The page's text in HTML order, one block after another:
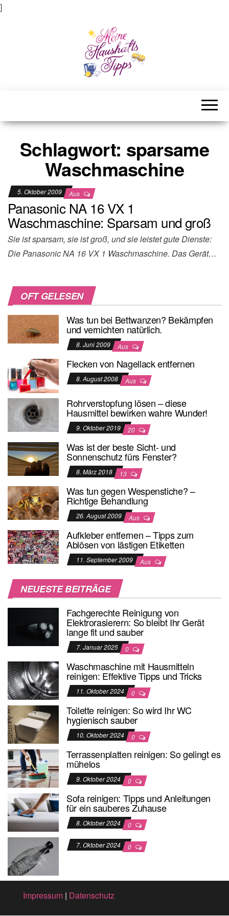
]
Schlagwort: sparsame
Waschmaschine
5. Oktober 2009 Aus
Panasonic NA 16 VX 1
Waschmaschine: Sparsam und groß
Sie ist sparsam, sie ist groß, und sie leistet gute Dienste:
Die Panasonic NA 16 VX 1 Waschmaschine. Das Gerät…
OFT GELESEN
Was tun bei Bettwanzen? Bekämpfen
und vernichten natürlich.
8. Juni 2009 Aus
Flecken von Nagellack entfernen
8. August 2008 Aus
Rohrverstopfung lösen – diese
Hausmittel bewirken wahre Wunder!
9. Oktober 2019 20
Was ist der beste Sicht- und
Sonnenschutz fürs Fenster?
8. März 2018 13
Was tun gegen Wespenstiche? –
Richtige Behandlung
26. August 2009 Aus
Aufkleber entfernen – Tipps zum
Ablösen von lästigen Etiketten
11. September 2009 Aus
NEUESTE BEITRÄGE
Fachgerechte Reinigung von
Elektrorasierern: So bleibt Ihr Gerät
lange fit und sauber
7. Januar 2025 0
Waschmaschine mit Hausmitteln
reinigen: Effektive Tipps und Tricks
11. Oktober 2024 0
Toilette reinigen: So wird Ihr WC
hygienisch sauber
10. Oktober 2024 0
Terrassenplatten reinigen: So gelingt es
mühelos
9. Oktober 2024 0
Sofa reinigen: Tipps und Anleitungen
für ein sauberes Zuhause
8. Oktober 2024 0
7. Oktober 2024 0
Impressum | Datenschutz